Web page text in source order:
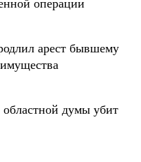
арест бывшему
думы убит